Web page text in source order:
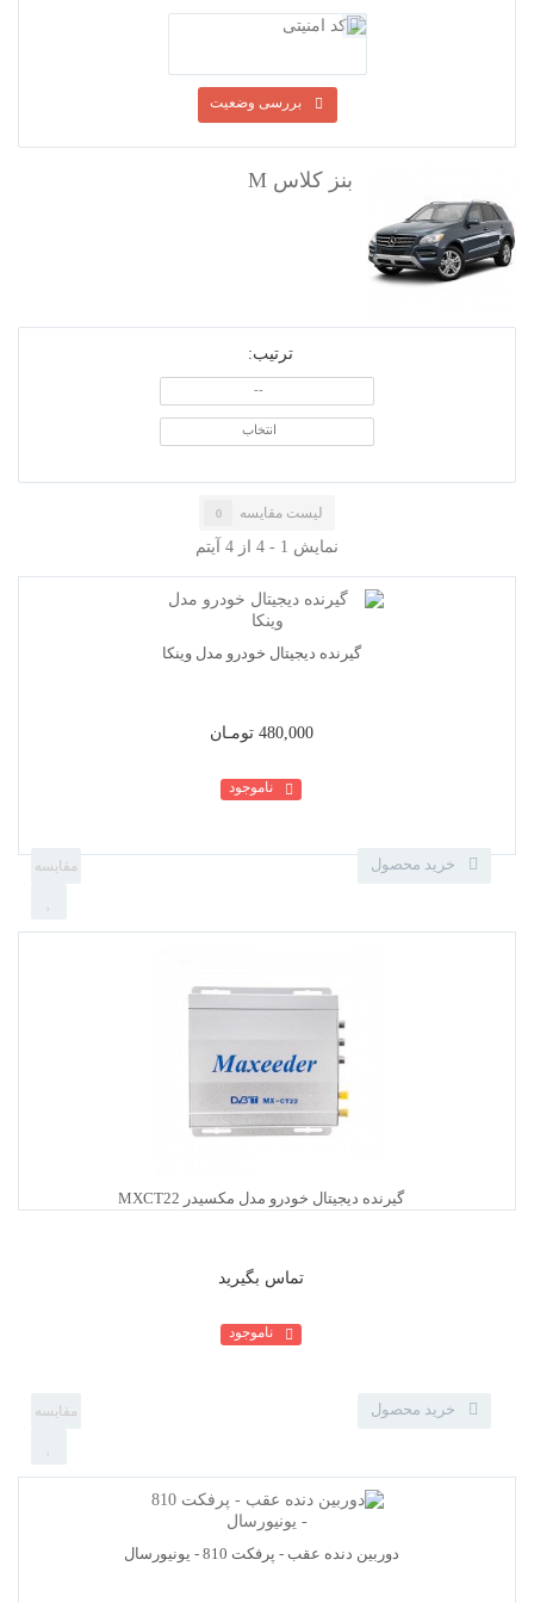
بررسی وضعیت
ترتیب:
--
انتخاب
لیست مقایسه 0
نمایش 1 - 4 از 4 آیتم
گیرنده دیجیتال خودرو مدل وینکا
480,000 تومـان
ناموجود
خرید محصول
تماس بگیرید
ناموجود
خرید محصول